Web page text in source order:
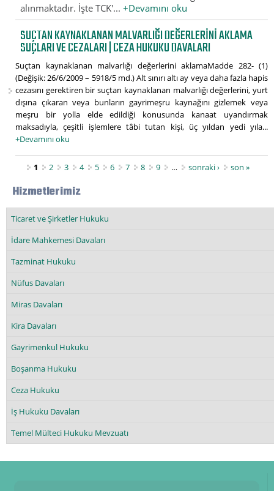
alınmaktadır. İşte TCK'...+Devamını oku
SUÇTAN KAYNAKLANAN MALVARLIĞI DEĞERLERINI AKLAMA
SUÇLARI VE CEZALARI | CEZA HUKUKU DAVALARI
Suçtan kaynaklanan malvarlığı değerlerini aklamaMadde 282- (1)
(Değişik: 26/6/2009 – 5918/5 md.) Alt sınırı altı ay veya daha fazla hapis
cezasını gerektiren bir suçtan kaynaklanan malvarlığı değerlerini, yurt
dışına çıkaran veya bunların gayrimeşru kaynağını gizlemek veya
meşru bir yolla elde edildiği konusunda kanaat uyandırmak
maksadıyla, çeşitli işlemlere tâbi tutan kişi, üç yıldan yedi yıla...
+Devamını oku
Sayfalar
1 2 3 4 5 6 7 8 9 … sonraki › son »
Hizmetlerimiz
Ticaret ve Şirketler Hukuku
İdare Mahkemesi Davaları
Tazminat Hukuku
Nüfus Davaları
Miras Davaları
Kira Davaları
Gayrimenkul Hukuku
Boşanma Hukuku
Ceza Hukuku
İş Hukuku Davaları
Temel Mülteci Hukuku Mevzuatı